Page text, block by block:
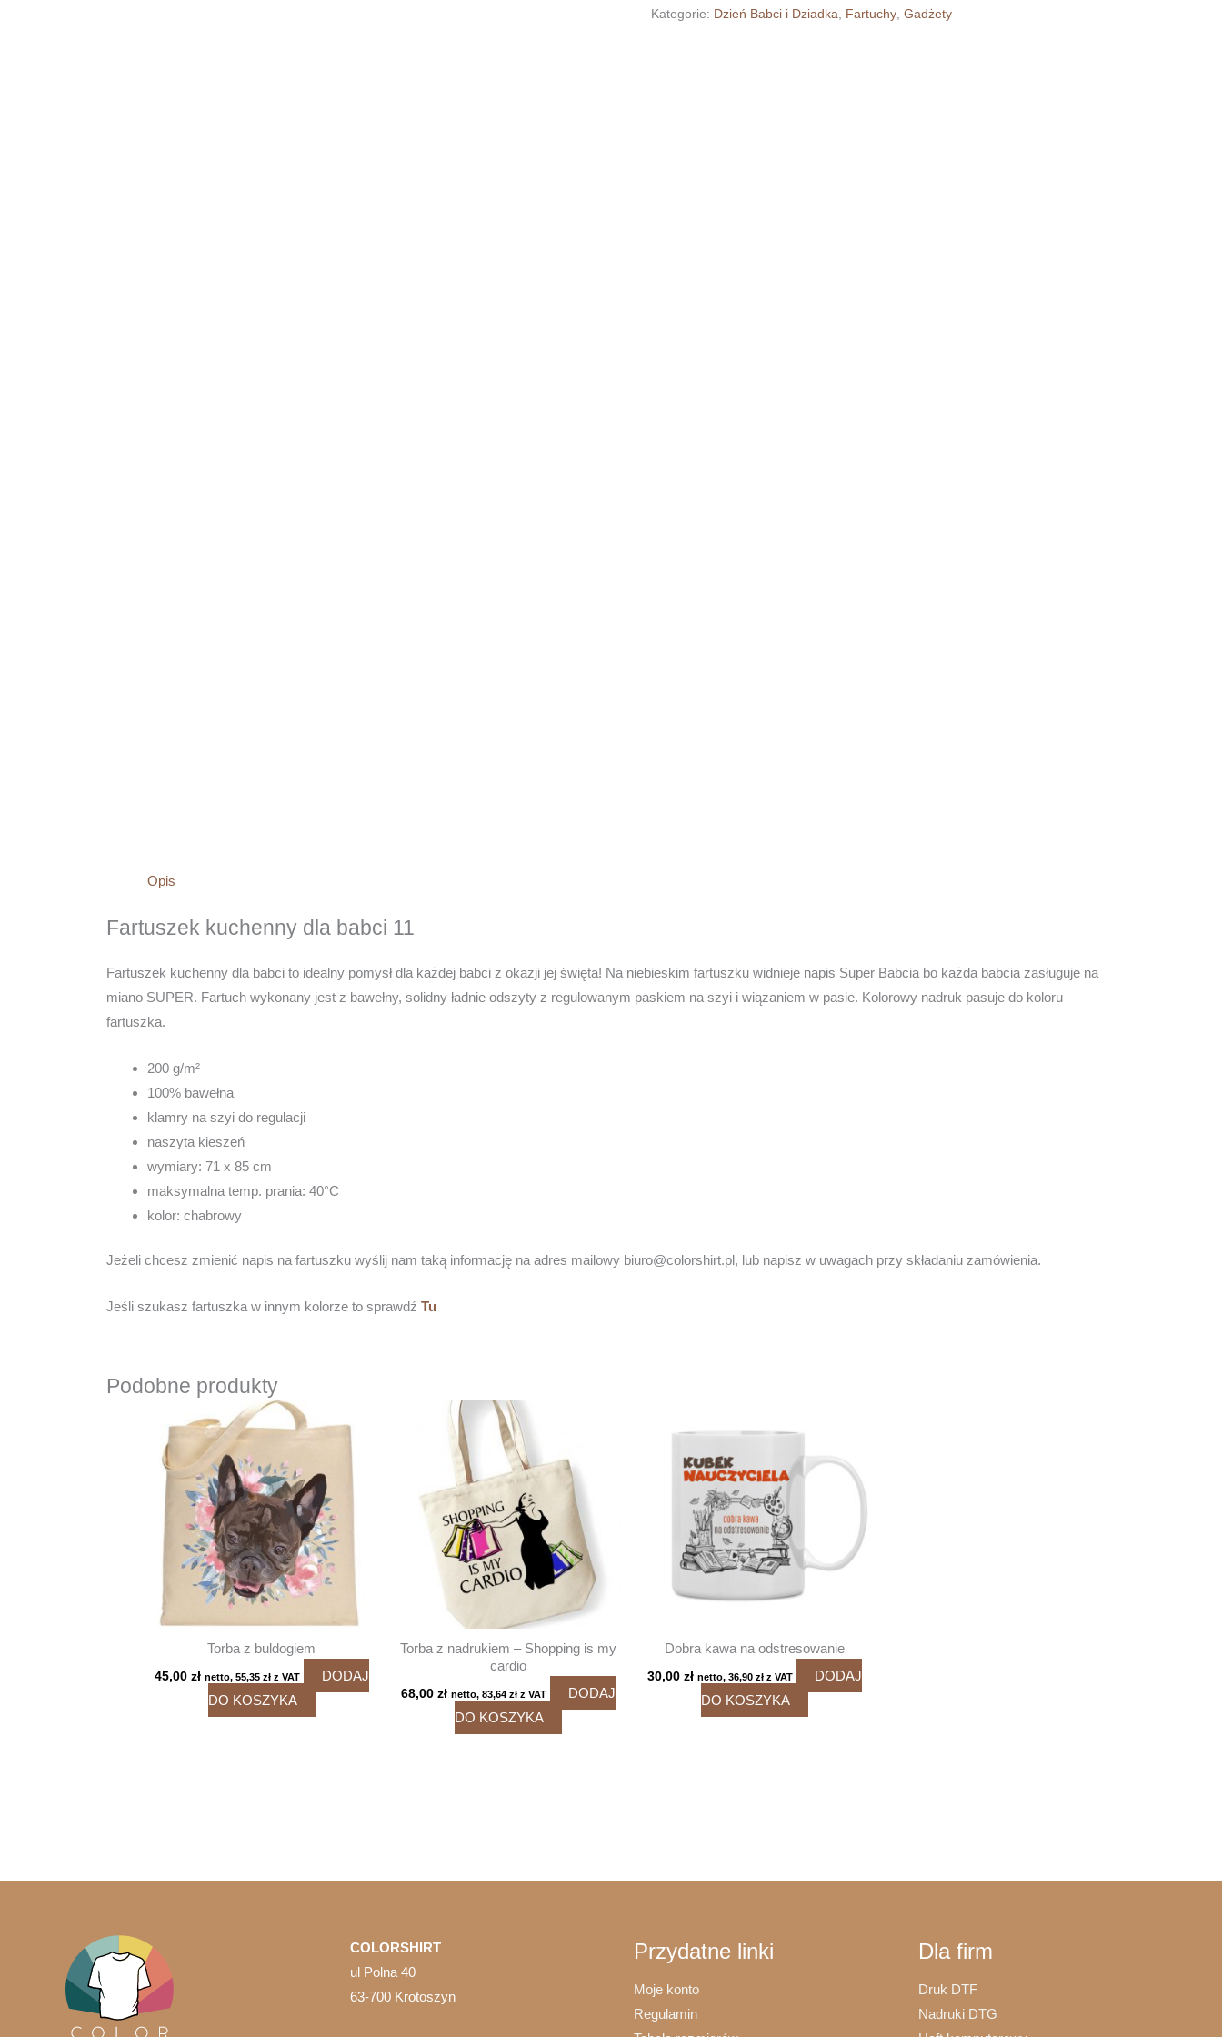
kuchenny
Kategorie: Dzień Babci i Dziadka, Fartuchy,Gadżety
Opis
Fartuszek kuchenny dla babci 11
Fartuszek kuchenny dla babci to idealny pomysł dla każdej babci z okazji jej święta! Na niebieskim fartuszku widnieje napis Super Babcia bo każda babcia zasługuje na
miano SUPER. Fartuch wykonany jest z bawełny, solidny ładnie odszyty z regulowanym paskiem na szyi i wiązaniem w pasie. Kolorowy nadruk pasuje do koloru
fartuszka.
200 g/m²
100% bawełna
klamry na szyi do regulacji
naszyta kieszeń
wymiary: 71 x 85 cm
maksymalna temp. prania: 40°C
kolor: chabrowy
Jeżeli chcesz zmienić napis na fartuszku wyślij nam taką informację na adres mailowy biuro@colorshirt.pl, lub napisz w uwagach przy składaniu zamówienia.
Jeśli szukasz fartuszka w innym kolorze to sprawdź Tu
Podobne produkty
Torba z buldogiem
45,00 zł netto, 55,35 złz VAT
DODAJ
DO KOSZYKA
Torba z nadrukiem – Shopping is my
cardio
68,00 zł netto, 83,64 złz VAT
DODAJ
DO KOSZYKA
Dobra kawa na odstresowanie
30,00zł netto,36,90zł z VAT
DODAJ
DO KOSZYKA
COLORSHIRT
ul Polna 40
63-700 Krotoszyn
Przydatne linki
Moje konto
Regulamin
Dla firm
Druk DTF
Nadruki DTG